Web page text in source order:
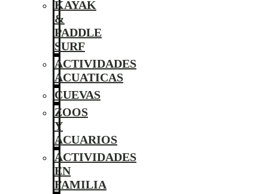
KAYAK
&
PADDLE
SURF
ACTIVIDADES
ACUATICAS
CUEVAS
ZOOS
Y
ACUARIOS
ACTIVIDADES
EN
FAMILIA